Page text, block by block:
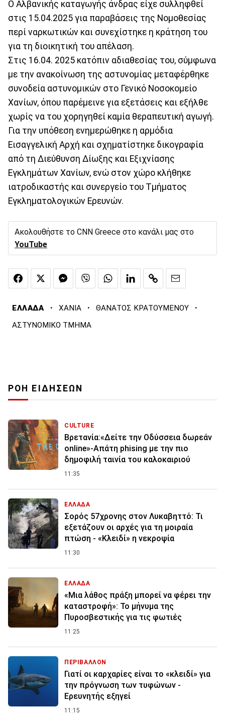
Ο Αλβανικής καταγωγής άνδρας είχε συλληφθεί
στις 15.04.2025 για παραβάσεις της Νομοθεσίας
περί ναρκωτικών και συνεχίστηκε η κράτηση του
για τη διοικητική του απέλαση.
Στις 16.04. 2025 κατόπιν αδιαθεσίας του, σύμφωνα
με την ανακοίνωση της αστυνομίας μεταφέρθηκε
συνοδεία αστυνομικών στο Γενικό Νοσοκομείο
Χανίων, όπου παρέμεινε για εξετάσεις και εξήλθε
χωρίς να του χορηγηθεί καμία θεραπευτική αγωγή.
Για την υπόθεση ενημερώθηκε η αρμόδια
Εισαγγελική Αρχή και σχηματίστηκε δικογραφία
από τη Διεύθυνση Δίωξης και Εξιχνίασης
Εγκλημάτων Χανίων, ενώ στον χώρο κλήθηκε
ιατροδικαστής και συνεργείο του Τμήματος
Εγκληματολογικών Ερευνών.
Ακολουθήστε το CNN Greece στο κανάλι μας στο
YouTube
ΕΛΛΑΔΑ · ΧΑΝΙΑ · ΘΑΝΑΤΟΣ ΚΡΑΤΟΥΜΕΝΟΥ ·
ΑΣΤΥΝΟΜΙΚΟ ΤΜΗΜΑ
ΡΟΗ ΕΙΔΗΣΕΩΝ
CULTURE
Βρετανία:«Δείτε την Οδύσσεια δωρεάν
online»-Απάτη phising με την πιο
δημοφιλή ταινία του καλοκαιριού
11:35
ΕΛΛΑΔΑ
Σορός 57χρονης στον Λυκαβηττό: Τι
εξετάζουν οι αρχές για τη μοιραία
πτώση - «Κλειδί» η νεκροψία
11:30
ΕΛΛΑΔΑ
«Μια λάθος πράξη μπορεί να φέρει την
καταστροφή»: Το μήνυμα της
Πυροσβεστικής για τις φωτιές
11:25
ΠΕΡΙΒΑΛΛΟΝ
Γιατί οι καρχαρίες είναι το «κλειδί» για
την πρόγνωση των τυφώνων -
Ερευνητής εξηγεί
11:15